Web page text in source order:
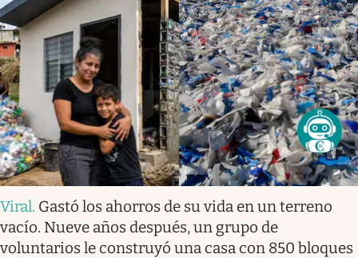
Viral. Gastó los ahorros de su vida en un terreno
vacío. Nueve años después, un grupo de
voluntarios le construyó una casa con 850 bloques